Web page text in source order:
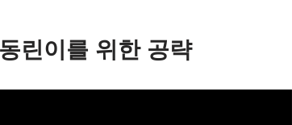
린이를 위한 공략